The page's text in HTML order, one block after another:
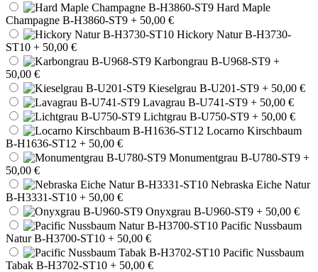
Hard Maple
Champagne B-H3860-ST9 + 50,00 €
Hickory Natur B-H3730-
ST10 + 50,00 €
Karbongrau B-U968-ST9 +
50,00 €
Kieselgrau B-U201-ST9 + 50,00 €
Lavagrau B-U741-ST9 + 50,00 €
Lichtgrau B-U750-ST9 + 50,00 €
Locarno Kirschbaum
B-H1636-ST12 + 50,00 €
Monumentgrau B-U780-ST9 +
50,00 €
Nebraska Eiche Natur
B-H3331-ST10 + 50,00 €
Onyxgrau B-U960-ST9 + 50,00 €
Pacific Nussbaum
Natur B-H3700-ST10 + 50,00 €
Pacific Nussbaum
Tabak B-H3702-ST10 + 50,00 €